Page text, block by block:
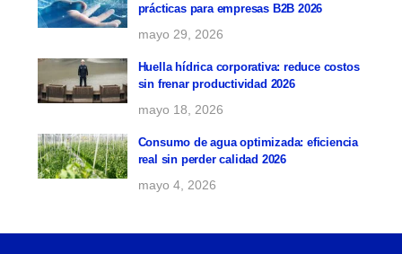
prácticas para empresas B2B 2026
mayo 29, 2026
Huella hídrica corporativa: reduce costos
sin frenar productividad 2026
mayo 18, 2026
Consumo de agua optimizada: eficiencia
real sin perder calidad 2026
mayo 4, 2026